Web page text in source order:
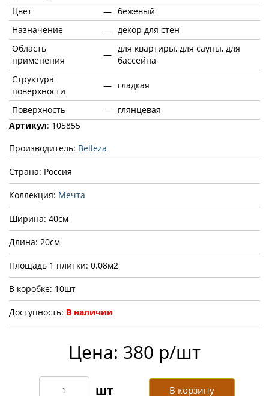
Цвет — бежевый
Назначение
— декор для стен
Область
применения
—
для квартиры, для сауны, для
бассейна
Структура
поверхности
— гладкая
Поверхность — глянцевая
Артикул: 105855
Производитель: Belleza
Страна: Россия
Коллекция: Мечта
Ширина: 40см
Длина: 20см
Площадь 1 плитки: 0.08м2
В коробке: 10шт
Доступность: В наличии
Цена: 380 р/шт
В корзину